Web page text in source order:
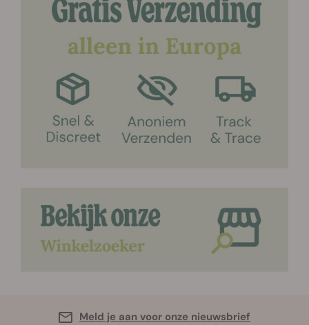
Meld je aan voor onze nieuwsbrief